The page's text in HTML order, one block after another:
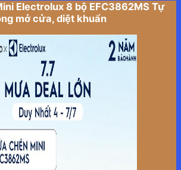
Electrolux 8 bộ EFC3862MS Tự
mở cửa, diệt khuẩn